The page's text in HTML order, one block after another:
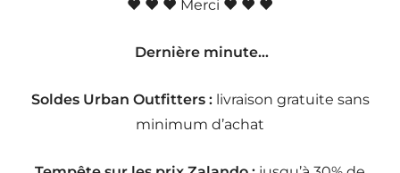
♥ ♥ ♥ Merci ♥ ♥ ♥
Dernière minute…
Soldes Urban Outfitters : livraison gratuite sans
minimum d’achat